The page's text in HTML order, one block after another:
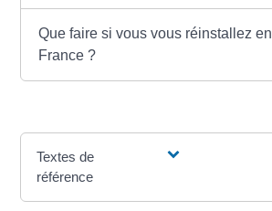
Que faire si vous vous réinstallez en
France ?
Textes de
référence